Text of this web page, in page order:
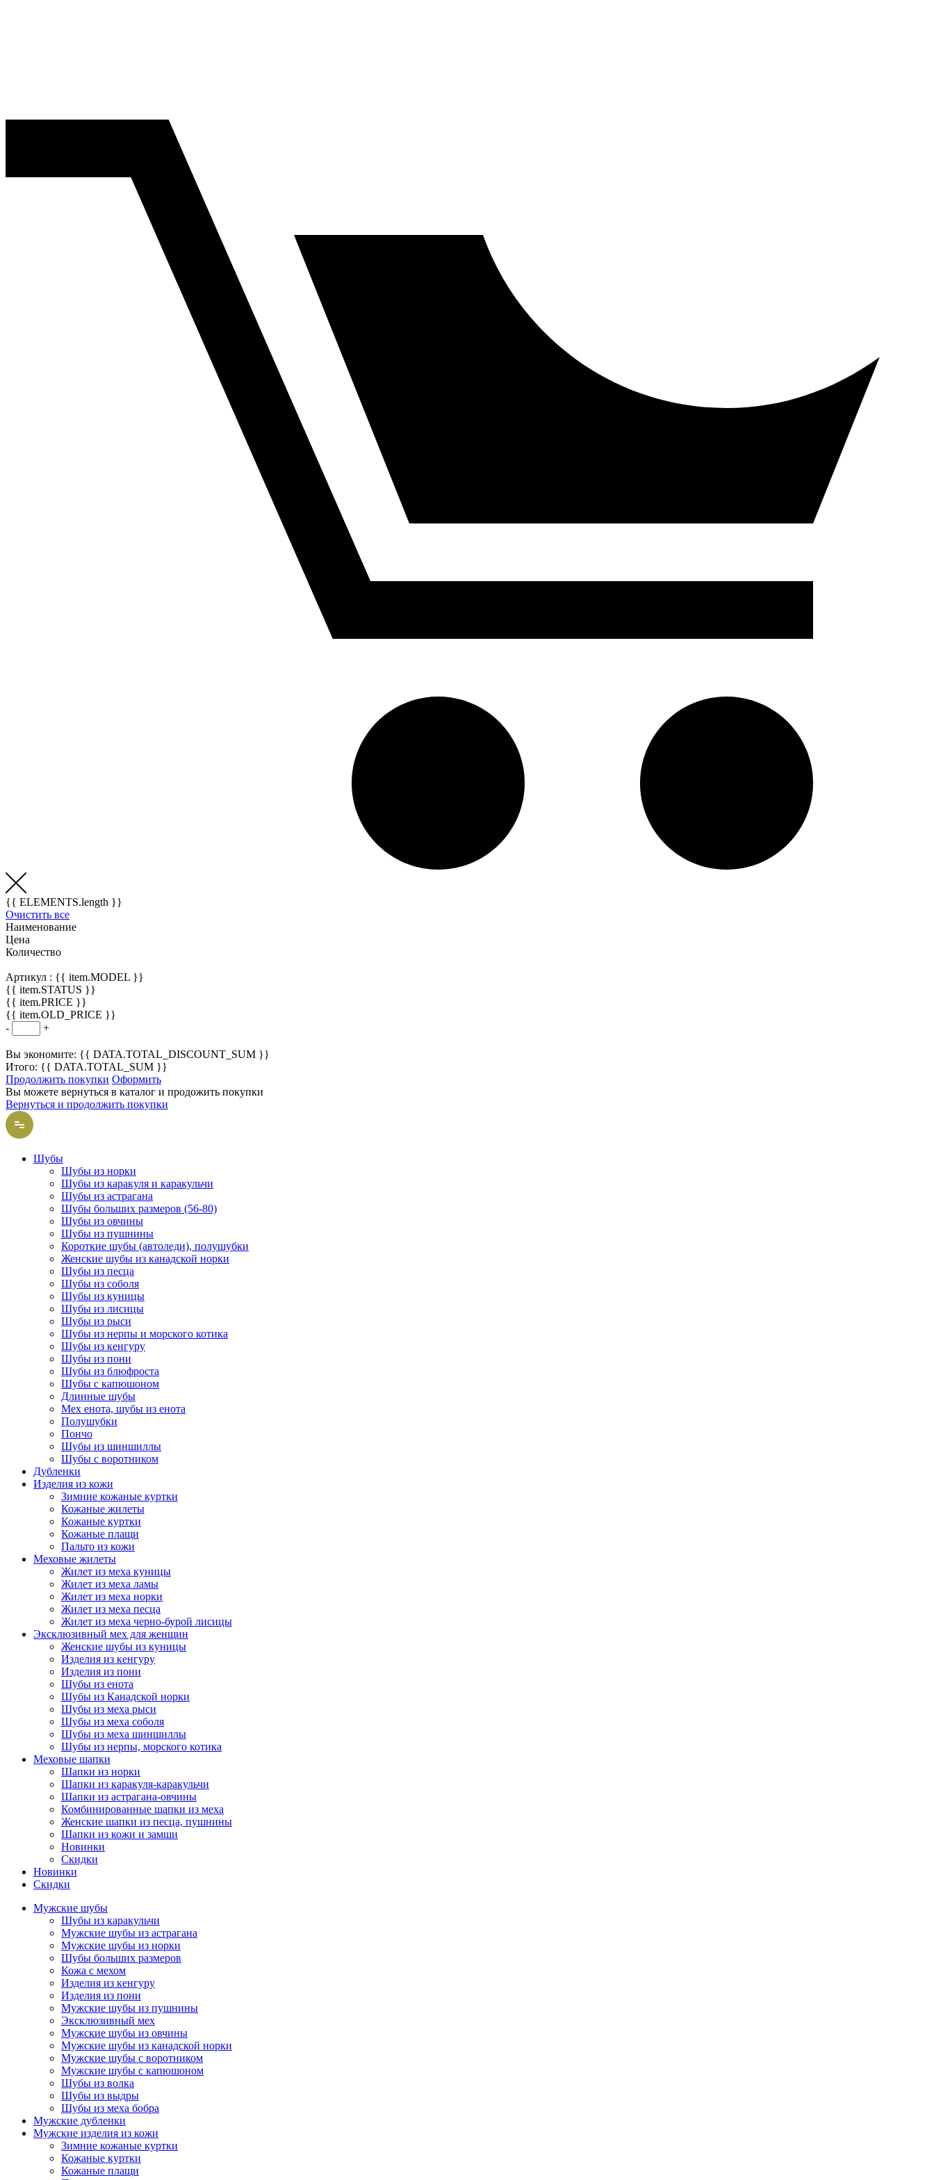
{{ ELEMENTS.length }}
Очистить все
Наименование
Цена
Количество
Артикул : {{ item.MODEL }}
{{ item.STATUS }}
{{ item.PRICE }}
{{ item.OLD_PRICE }}
-
+
Вы экономите: {{ DATA.TOTAL_DISCOUNT_SUM }}
Итого: {{ DATA.TOTAL_SUM }}
Продолжить покупки Оформить
Вы можете вернуться в каталог и продожить покупки
Вернуться и продолжить покупки
Шубы
Шубы из норки
Шубы из каракуля и каракульчи
Шубы из астрагана
Шубы больших размеров (56-80)
Шубы из овчины
Шубы из пушнины
Короткие шубы (автоледи), полушубки
Женские шубы из канадской норки
Шубы из песца
Шубы из соболя
Шубы из куницы
Шубы из лисицы
Шубы из рыси
Шубы из нерпы и морского котика
Шубы из кенгуру
Шубы из пони
Шубы из блюфроста
Шубы с капюшоном
Длинные шубы
Мех енота, шубы из енота
Полушубки
Пончо
Шубы из шиншиллы
Шубы с воротником
Дубленки
Изделия из кожи
Зимние кожаные куртки
Кожаные жилеты
Кожаные куртки
Кожаные плащи
Пальто из кожи
Меховые жилеты
Жилет из меха куницы
Жилет из меха ламы
Жилет из меха норки
Жилет из меха песца
Жилет из меха черно-бурой лисицы
Эксклюзивный мех для женщин
Женские шубы из куницы
Изделия из кенгуру
Изделия из пони
Шубы из енота
Шубы из Канадской норки
Шубы из меха рыси
Шубы из меха соболя
Шубы из меха шиншиллы
Шубы из нерпы, морского котика
Меховые шапки
Шапки из норки
Шапки из каракуля-каракульчи
Шапки из астрагана-овчины
Комбинированные шапки из меха
Женские шапки из песца, пушнины
Шапки из кожи и замши
Новинки
Скидки
Новинки
Скидки
Мужские шубы
Шубы из каракульчи
Мужские шубы из астрагана
Мужские шубы из норки
Шубы больших размеров
Кожа с мехом
Изделия из кенгуру
Изделия из пони
Мужские шубы из пушнины
Эксклюзивный мех
Мужские шубы из овчины
Мужские шубы из канадской норки
Мужские шубы с воротником
Мужские шубы с капюшоном
Шубы из волка
Шубы из выдры
Шубы из меха бобра
Мужские дубленки
Мужские изделия из кожи
Зимние кожаные куртки
Кожаные куртки
Кожаные плащи